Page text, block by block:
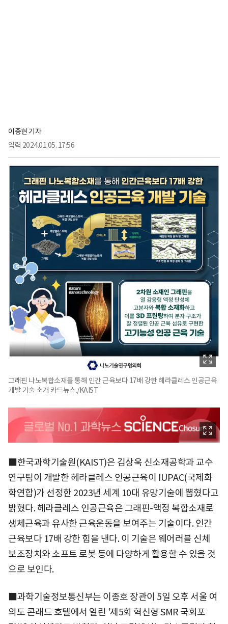
이종현 기자
입력 2024.01.05. 17:56
그래핀 나노복합소재를 통해 인간 근육보다 17배 강한 헤라클레스 인공근육
개발 기술 소개 카드뉴스./KAIST
■한국과학기술원(KAIST)은 김상욱 신소재공학과 교수
연구팀이 개발한 헤라클레스 인공근육이 IUPAC(국제화
학연합)가 선정한 2023년 세계 10대 유망기술에 뽑혔다고
밝혔다. 헤라클레스 인공근육은 그래핀-액정 복합소재로
생체근육과 유사한 근육운동을 보여주는 기술이다. 인간
근육보다 17배 강한 힘을 낸다. 이 기술은 웨어러블 신체
보조장치와 소프트 로봇 등에 다양하게 활용할 수 있을 것
으로 보인다.
■과학기술정보통신부는 이종호 장관이 5일 오후 서울 여
의도 콘래드 호텔에서 열린 '제5회 혁신형 SMR 국회포